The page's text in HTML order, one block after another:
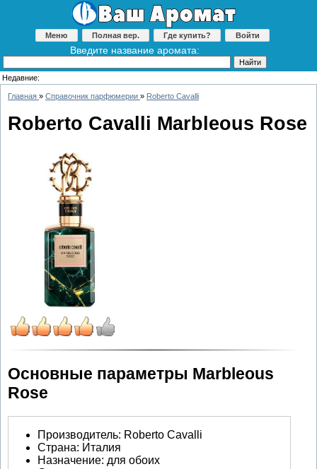
Меню Полная вер. Где купить? Войти
Введите название аромата:
Недавние:
Главная » Справочник парфюмерии » Roberto Cavalli
Roberto Cavalli Marbleous Rose
Основные параметры Marbleous
Rose
Производитель: Roberto Cavalli
Страна: Италия
Назначение: для обоих